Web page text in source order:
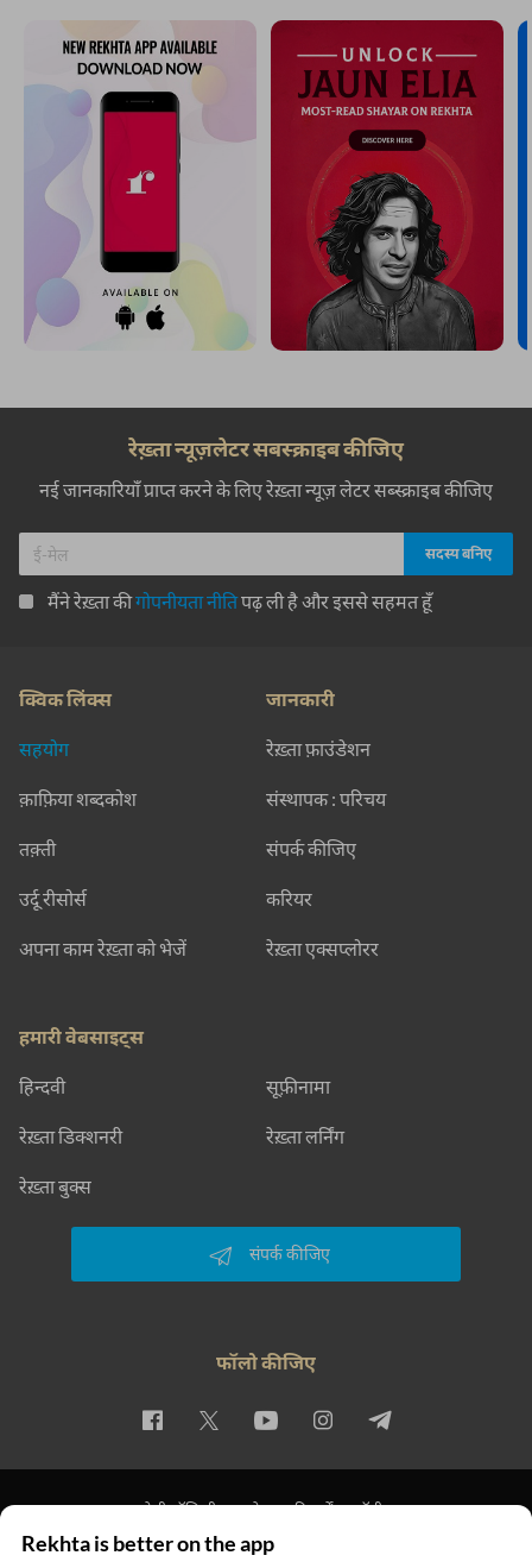
रेख़्ता न्यूज़लेटर सबस्क्राइब कीजिए
नई जानकारियाँ प्राप्त करने के लिए रेख़्ता न्यूज़ लेटर सब्स्क्राइब कीजिए
मैंने रेख़्ता कीगोपनीयता नीतिपढ़ ली है और इससे सहमत हूँ
क्विक लिंक्स
सहयोग
क़ाफ़िया शब्दकोश
तक़्ती
उर्दू रीसोर्स
अपना काम रेख़्ता को भेजें
जानकारी
रेख़्ता फ़ाउंडेशन
संस्थापक : परिचय
संपर्क कीजिए
करियर
रेख़्ता एक्सप्लोरर
हमारी वेबसाइट्स
हिन्दवी सूफ़ीनामा
रेख़्ता डिक्शनरी रेख़्ता लर्निंग
रेख़्ता बुक्स
संपर्क कीजिए
फॉलो कीजिए
प्राइवेसी पॉलिसी इस्तेमाल की शर्तें कॉपीराइट
© 2026 Rekhta™ Foundation. All rights reserved.
Rekhta is better on the app